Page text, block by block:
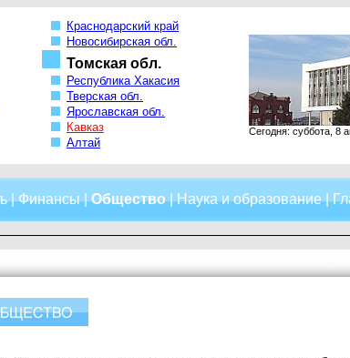
Краснодарский край
Новосибирская обл.
Томская обл.
Республика Хакасия
Тверская обл.
Ярославская обл.
Кавказ
Алтай
Сегодня: суббота, 8
|Финансы|Общество|Наука и образование|